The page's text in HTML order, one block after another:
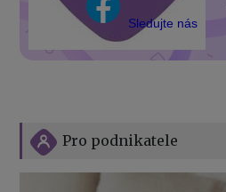
Sledujte nás
Pro podnikatele